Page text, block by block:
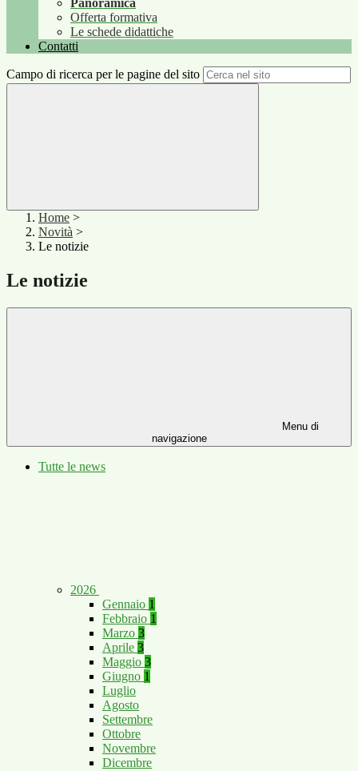
Panoramica
Offerta formativa
Le schede didattiche
Contatti
Campo di ricerca per le pagine del sito
Home >
Novità >
Le notizie
Le notizie
Menu di
navigazione
Tutte le news
2026
Gennaio 1
Febbraio 1
Marzo 3
Aprile 3
Maggio 3
Giugno 1
Luglio
Agosto
Settembre
Ottobre
Novembre
Dicembre